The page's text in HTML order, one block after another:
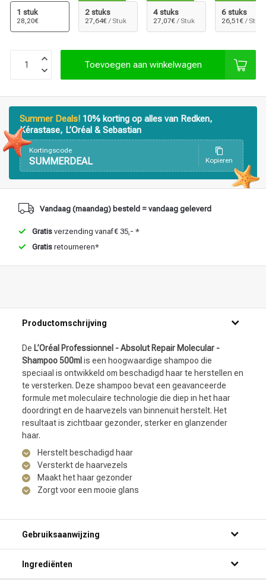
Haarstyling Haarkleuring
1 stuk
28,20€
2 stuks
27,64€ / Stuk
4 stuks
27,07€ / Stuk
6 stuks
26,51€ / Stuk
Toevoegen aan winkelwagen
Summer Deals! 10% korting op alles van Redken,
Kérastase, L’Oréal & Sebastian
Kortingscode
SUMMERDEAL Kopieren
Vandaag (maandag) besteld = vandaag geleverd
Gratis verzending vanaf € 35,- *
Gratis retourneren*
Productomschrijving
De L’Oréal Professionnel - Absolut Repair Molecular -
Shampoo 500ml is een hoogwaardige shampoo die
speciaal is ontwikkeld om beschadigd haar te herstellen en
te versterken. Deze shampoo bevat een geavanceerde
formule met moleculaire technologie die diep in het haar
doordringt en de haarvezels van binnenuit herstelt. Het
resultaat is zichtbaar gezonder, sterker en glanzender
haar.
Herstelt beschadigd haar
Versterkt de haarvezels
Maakt het haar gezonder
Zorgt voor een mooie glans
Gebruiksaanwijzing
Ingrediënten